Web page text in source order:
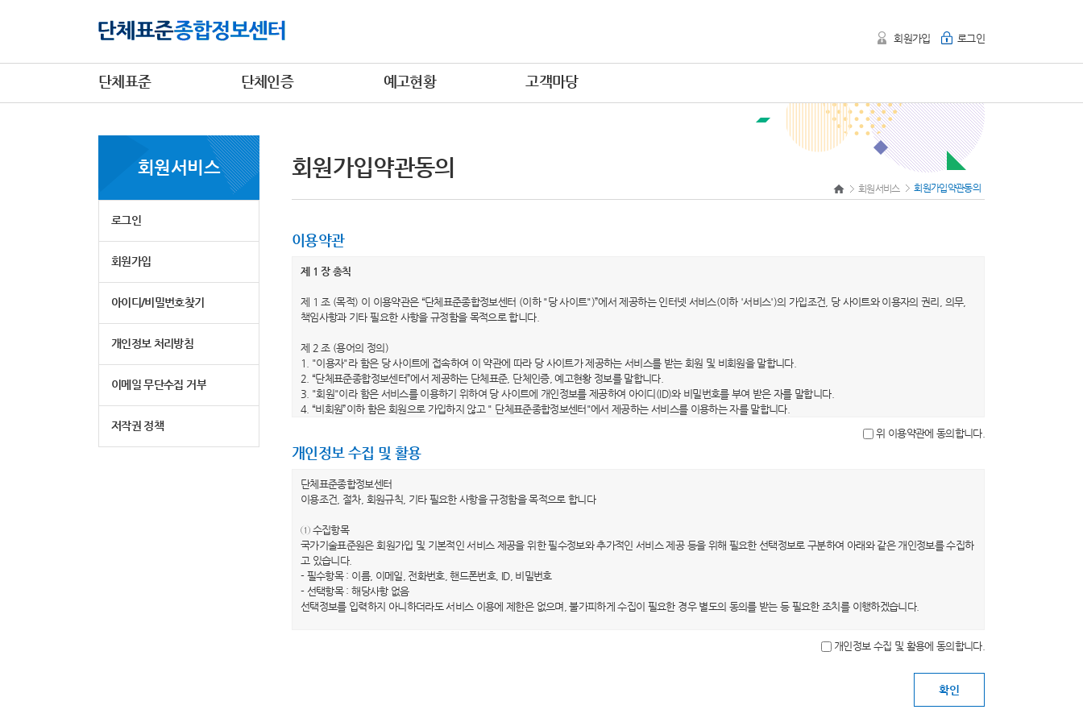
회원가입 로그인
단체표준 단체인증 예고현황 고객마당
회원서비스
로그인
회원가입
아이디/비밀번호찾기
개인정보 처리방침
이메일 무단수집 거부
저작권 정책
회원가입약관동의
회원서비스 회원가입약관동의
이용약관
제 1 장 총칙
제 1 조 (목적) 이 이용약관은 “단체표준종합정보센터 (이하 "당 사이트")”에서 제공하는 인터넷 서비스(이하 '서비스')의 가입조건, 당 사이트와 이용자의 권리, 의무,
책임사항과 기타 필요한 사항을 규정함을 목적으로 합니다.
제 2 조 (용어의 정의)
1. "이용자"라 함은 당 사이트에 접속하여 이 약관에 따라 당 사이트가 제공하는 서비스를 받는 회원 및 비회원을 말합니다.
2. “단체표준종합정보센터”에서 제공하는 단체표준, 단체인증, 예고현황 정보를 말합니다.
3. "회원"이라 함은 서비스를 이용하기 위하여 당 사이트에 개인정보를 제공하여 아이디(ID)와 비밀번호를 부여 받은 자를 말합니다.
4. “비회원”이하 함은 회원으로 가입하지 않고 " 단체표준종합정보센터"에서 제공하는 서비스를 이용하는 자를 말합니다.
6. "비밀번호"라 함은 회원이 자신의 개인정보 및 직접 작성한 비공개 콘텐츠의 보호를 위하여 선정한 문자, 숫자 및 특수문자의 조합을 말합니다.
1. 당 사이트는 이 약관의 내용을 회원이 알 수 있도록 당 사이트의 초기 서비스화면에 게시합니다. 다만, 약관의 내용은 이용자가 연결화면을 통하여 볼 수 있도록 할
수 있습니다.
전부터 적용일자 전일까지 공지합니다. 다만, 회원에게 불리하게 약관내용을 변경하는 경우에는 최소한 30일 이상의 사전 유예기간을 두고 공지합니다. 이 경우 당 사
이트는 개정 전 내용과 개정 후 내용을 명확하게 비교하여 이용자가 알기 쉽도록 표시합니다.
3. 당 사이트가 전항에 따라 개정약관을 공지하면서 “개정일자 적용 이전까지 회원이 명시적으로 거부의 의사표시를 하지 않는 경우 회원이 개정약관에 동의한 것으로
봅니다.”라는 취지를 명확하게 공지하였음에도 회원이 명시적으로 거부의 의사표시를 하지 않은 경우에는 개정약관에 동의한 것으로 봅니다. 회원이 개정약관에 동의
하지 않는 경우 당 사이트 이용계약을 해지할 수 있습니다.
위 이용약관에 동의합니다.
개인정보 수집 및 활용
단체표준종합정보센터
이용조건, 절차, 회원규칙, 기타 필요한 사항을 규정함을 목적으로 합니다
① 수집항목
국가기술표준원은 회원가입 및 기본적인 서비스 제공을 위한 필수정보와 추가적인 서비스 제공 등을 위해 필요한 선택정보로 구분하여 아래와 같은 개인정보를 수집하
고 있습니다.
- 필수항목 : 이름, 이메일, 전화번호, 핸드폰번호, ID, 비밀번호
- 선택항목 : 해당사항 없음
선택정보를 입력하지 아니하더라도 서비스 이용에 제한은 없으며, 불가피하게 수집이 필요한 경우 별도의 동의를 받는 등 필요한 조치를 이행하겠습니다.
국가기술표준원은 수집한 개인정보를 홈페이지 서비스 제공을 위한 회원관리 목적으로만 이용하며, 이용목적이 변경될 경우 별도의 동의를 받는 등 필요한 조치를 이
개인정보 수집 및 활용에 동의합니다.